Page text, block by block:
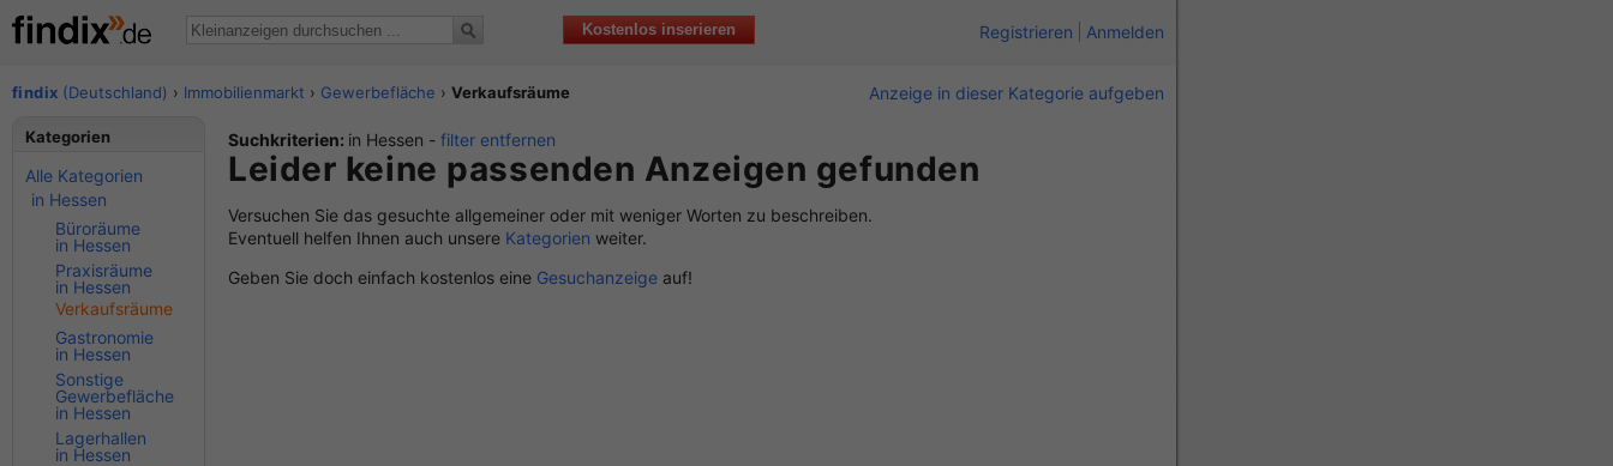
Kostenlos inserieren Registrieren Anmelden
findix (Deutschland) › Immobilienmarkt › Gewerbefläche ›Verkaufsräume Anzeige in dieser Kategorie aufgeben
Suchkriterien: in Hessen - filter entfernen
Leider keine passenden Anzeigen gefunden
Versuchen Sie das gesuchte allgemeiner oder mit weniger Worten zu beschreiben.
Eventuell helfen Ihnen auch unsere Kategorien weiter.
Geben Sie doch einfach kostenlos eine Gesuchanzeige auf!
Kategorien
Alle Kategorien
in Hessen
Büroräume
in Hessen
Praxisräume
in Hessen
Verkaufsräume
Gastronomie
in Hessen
Sonstige
Gewerbefläche
in Hessen
Lagerhallen
in Hessen